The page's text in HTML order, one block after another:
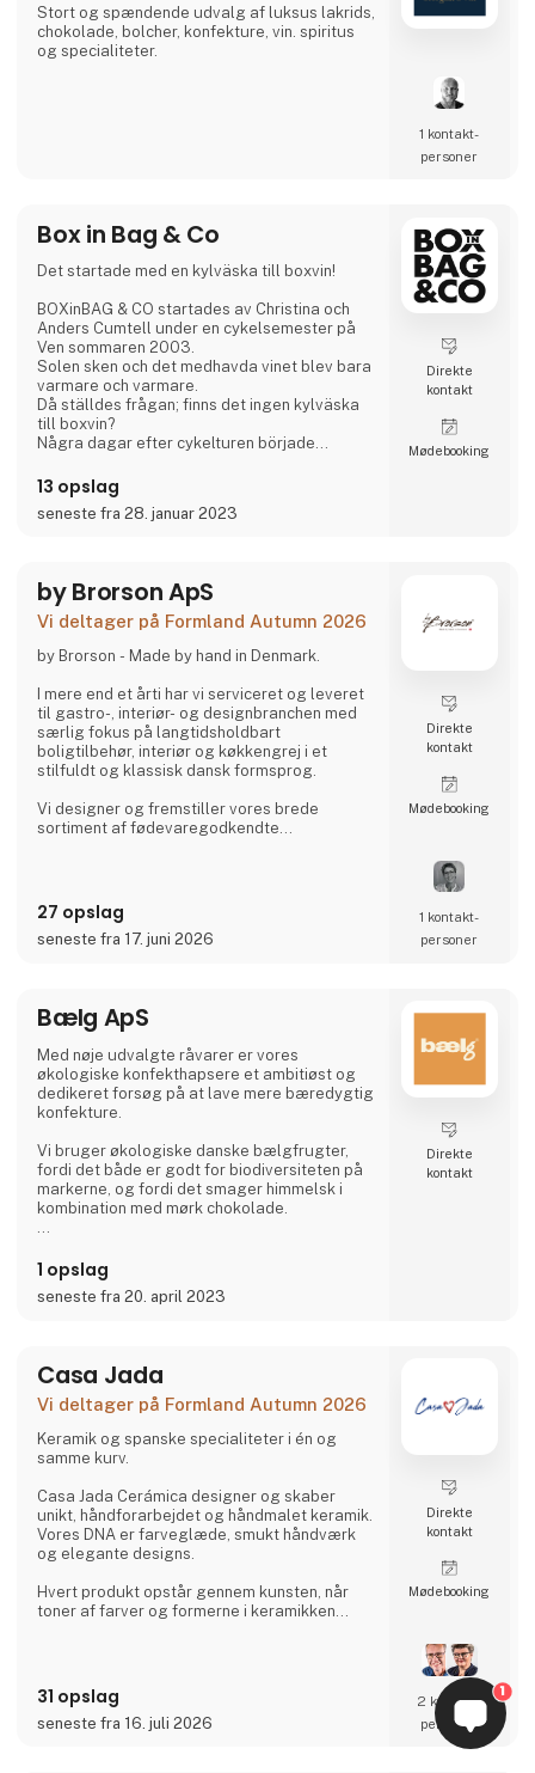
Stort og spændende udvalg af luksus lakrids,
chokolade, bolcher, konfekture, vin. spiritus
og specialiteter.
1 kontakt­
personer
Box in Bag & Co
Det startade med en kylväska till boxvin!
BOXinBAG & CO startades av Christina och
Anders Cumtell under en cykelsemester på
Ven sommaren 2003.
Solen sken och det medhavda vinet blev bara
varmare och varmare.
Då ställdes frågan; finns det ingen kylväska
till boxvin?
Några dagar efter cykelturen började
en prototyp satte fart och snart var
produktionen igång. Våren 2004 blev
kylväskan mönsterskyddad och fick namnet
inom restaurangbranschen och kände att det
saknades bra vin och köksprodukter för
konsumenter. Kylväskan för boxvin är än ida
13 opslag
seneste fra 28. januar 2023
Direkte
kontakt
Møde­booking
by Brorson ApS
Vi deltager på Formland Autumn 2026
by Brorson - Made by hand in Denmark.
I mere end et årti har vi serviceret og leveret
til gastro-, interiør- og designbranchen med
særlig fokus på langtidsholdbart
boligtilbehør, interiør og køkkengrej i et
stilfuldt og klassisk dansk formsprog.
Vi designer og fremstiller vores brede
sortiment af fødevaregodkendte
Danmark.
Der er kort vej fra idé til færdigt produkt og
Besøg os på vores stand i hal J 7136 og lad
os blive jeres nye leverandør af d
27 opslag
seneste fra 17. juni 2026
Direkte
kontakt
Møde­booking
1 kontakt­
personer
Bælg ApS
Med nøje udvalgte råvarer er vores
økologiske konfekthapsere et ambitiøst og
dedikeret forsøg på at lave mere bæredygtig
konfekture.
Vi bruger økologiske danske bælgfrugter,
fordi det både er godt for biodiversiteten på
markerne, og fordi det smager himmelsk i
kombination med mørk chokolade.
samme tid innovativt og
jordnært.
gået på kompromis med smag og kvalitet.
Vi er derfor stolte af at kunne præsentere
BÆLG® konfekthapsere i fire smagsvarianter
– håndlavet på d
1 opslag
seneste fra 20. april 2023
Direkte
kontakt
Casa Jada
Vi deltager på Formland Autumn 2026
Keramik og spanske specialiteter i én og
samme kurv.
Casa Jada Cerámica designer og skaber
unikt, håndforarbejdet og håndmalet keramik.
Vores DNA er farveglæde, smukt håndværk
og elegante designs.
Hvert produkt opstår gennem kunsten, når
toner af farver og formerne i keramikken
Vi er dedikerede og passionerede i vores
processer.
31 opslag
seneste fra 16. juli 2026
Direkte
kontakt
Møde­booking
2 kontakt­
personer
1